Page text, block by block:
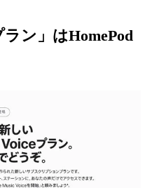
ラン」はHomePod